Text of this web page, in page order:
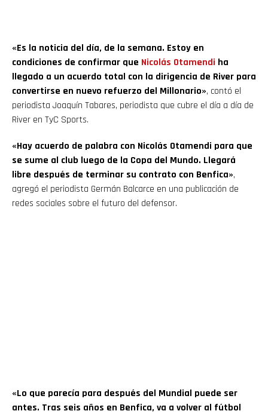
«Es la noticia del día, de la semana. Estoy en
condiciones de confirmar que Nicolás Otamendi ha
llegado a un acuerdo total con la dirigencia de River para
convertirse en nuevo refuerzo del Millonario», contó el
periodista Joaquín Tabares, periodista que cubre el día a día de
River en TyC Sports.
«Hay acuerdo de palabra con Nicolás Otamendi para que
se sume al club luego de la Copa del Mundo. Llegará
libre después de terminar su contrato con Benfica»,
agregó el periodista Germán Balcarce en una publicación de
redes sociales sobre el futuro del defensor.
«Lo que parecía para después del Mundial puede ser
antes. Tras seis años en Benfica, va a volver al fútbol